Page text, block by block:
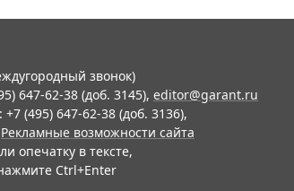
звонок)
647-62-38 (доб. 3145), editor@garant.ru
(495) 647-62-38 (доб. 3136),
Рекламные возможности сайта
опечатку в тексте,
Ctrl+Enter